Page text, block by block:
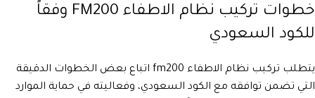
خطوات تركيب نظام الاطفاء FM200 وفقاً
للكود السعودي
يتطلب تركيب نظام الاطفاء fm200 اتباع بعض الخطوات الدقيقة
التي تضمن توافقه مع الكود السعودي، وفعاليته في حماية الموارد